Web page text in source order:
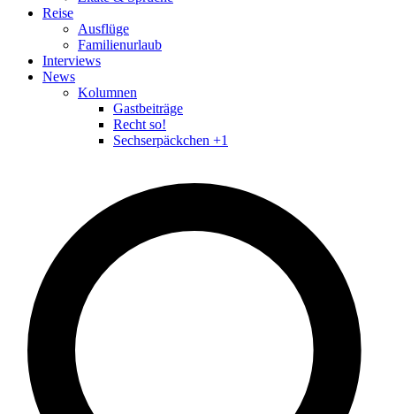
Reise
Ausflüge
Familienurlaub
Interviews
News
Kolumnen
Gastbeiträge
Recht so!
Sechserpäckchen +1